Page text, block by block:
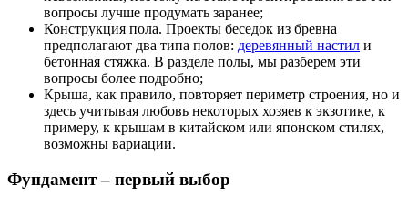
вопросы лучше продумать заранее;
Конструкция пола. Проекты беседок из бревна
предполагают два типа полов: деревянный настил и
бетонная стяжка. В разделе полы, мы разберем эти
вопросы более подробно;
Крыша, как правило, повторяет периметр строения, но и
здесь учитывая любовь некоторых хозяев к экзотике, к
примеру, к крышам в китайском или японском стилях,
возможны вариации.
Фундамент – первый выбор